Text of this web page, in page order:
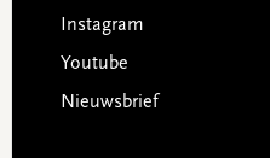
Instagram
Youtube
Nieuwsbrief